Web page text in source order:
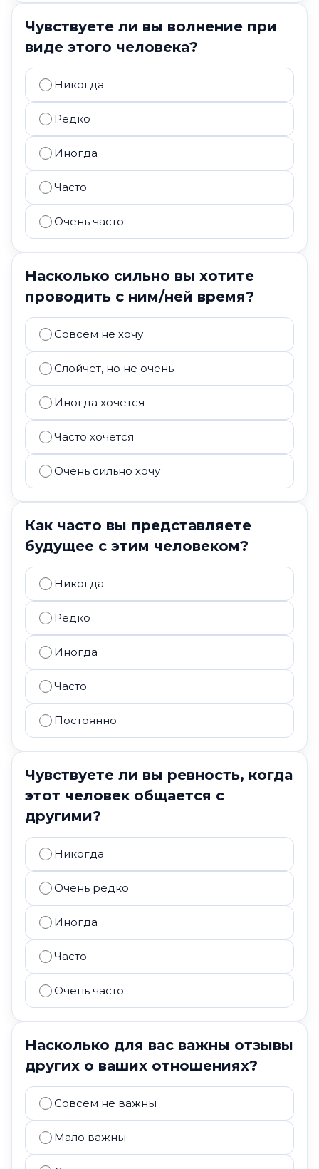
Чувствуете ли вы волнение при
виде этого человека?
Никогда
Редко
Иногда
Часто
Очень часто
Насколько сильно вы хотите
проводить с ним/ней время?
Совсем не хочу
Слойчет, но не очень
Иногда хочется
Часто хочется
Очень сильно хочу
Как часто вы представляете
будущее с этим человеком?
Никогда
Редко
Иногда
Часто
Постоянно
Чувствуете ли вы ревность, когда
этот человек общается с
другими?
Никогда
Очень редко
Иногда
Часто
Очень часто
Насколько для вас важны отзывы
других о ваших отношениях?
Совсем не важны
Мало важны